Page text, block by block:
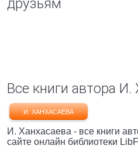
друзьям
Все книги автора И.
И. ХАНХАСАЕВА
И. Ханхасаева - все книги
сайте онлайн библиотеки